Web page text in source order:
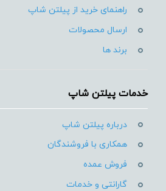
راهنمای خرید از پیلتن شاپ
ارسال محصولات
برند ها
خدمات پیلتن شاپ
درباره پیلتن شاپ
همکاری با فروشندگان
فروش عمده
گارانتی و خدمات